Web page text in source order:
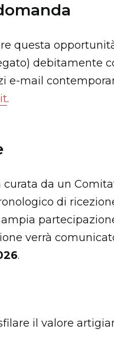
questa
debitamente
e-mail
.
curata da un
di
verrà
.
il valore